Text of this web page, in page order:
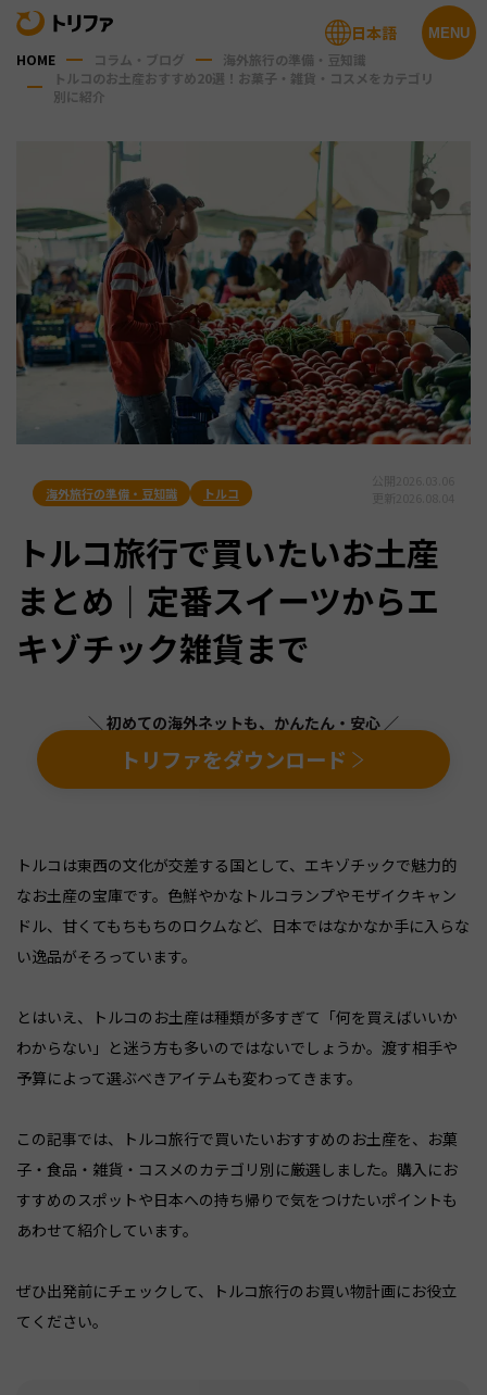
MENU
日本語
HOME コラム・ブログ
海外旅行の準備・豆知識
トルコのお土産おすすめ20選！お菓子・雑貨・コスメをカテゴリ
別に紹介
海外旅行の準備・豆知識 トルコ
トルコ旅行で買いたいお土産
まとめ｜定番スイーツからエ
キゾチック雑貨まで
＼ 初めての海外ネットも、かんたん・安心 ／
トリファをダウンロード
トルコは東西の文化が交差する国として、エキゾチックで魅力的
なお土産の宝庫です。色鮮やかなトルコランプやモザイクキャン
ドル、甘くてもちもちのロクムなど、日本ではなかなか手に入らな
い逸品がそろっています。
とはいえ、トルコのお土産は種類が多すぎて「何を買えばいいか
わからない」と迷う方も多いのではないでしょうか。渡す相手や
予算によって選ぶべきアイテムも変わってきます。
この記事では、トルコ旅行で買いたいおすすめのお土産を、お菓
子・食品・雑貨・コスメのカテゴリ別に厳選しました。購入にお
すすめのスポットや日本への持ち帰りで気をつけたいポイントも
あわせて紹介しています。
ぜひ出発前にチェックして、トルコ旅行のお買い物計画にお役立
てください。